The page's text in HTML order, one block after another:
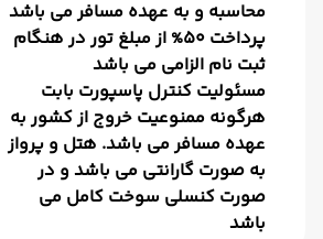
محاسبه و به عهده مسافر می باشد
پرداخت 50% از مبلغ تور در هنگام
ثبت نام الزامی می باشد
مسئولیت کنترل پاسپورت بابت
هرگونه ممنوعیت خروج از کشور به
عهده مسافر می باشد. هتل و پرواز
به صورت گارانتی می باشد و در
صورت کنسلی سوخت کامل می
باشد